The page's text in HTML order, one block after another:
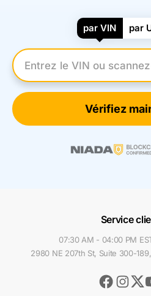
par VIN par
Entrez le numéro VIN
Vérifiez
Service
07:30 AM - 04:00 PM
2980 NE 207th St, Suite 300-
Facebook